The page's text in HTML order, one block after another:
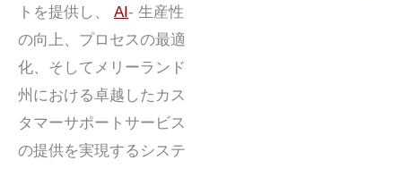
トを提供し、 AI - 生産性
の向上、プロセスの最適
化、そしてメリーランド
州における卓越したカス
タマーサポートサービス
の提供を実現するシステ